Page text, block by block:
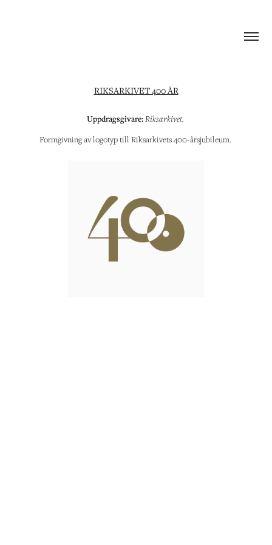
RIKSARKIVET 400 ÅR
Uppdragsgivare:Riksarkivet.
Formgivning av logotyp till Riksarkivets 400-årsjubileum.